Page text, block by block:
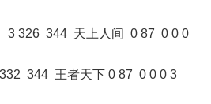
326 344 天上人间 0 87 0 0 0
344 王者天下 0 87 0 0 0 3